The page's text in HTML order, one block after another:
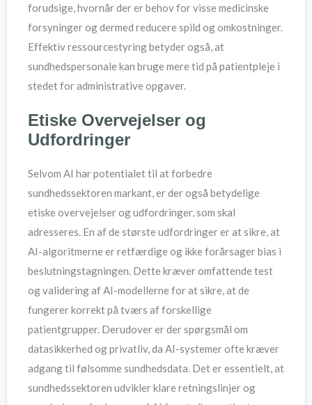
forudsige, hvornår der er behov for visse medicinske
forsyninger og dermed reducere spild og omkostninger.
Effektiv ressourcestyring betyder også, at
sundhedspersonale kan bruge mere tid på patientpleje i
stedet for administrative opgaver.
Etiske Overvejelser og
Udfordringer
Selvom AI har potentialet til at forbedre
sundhedssektoren markant, er der også betydelige
etiske overvejelser og udfordringer, som skal
adresseres. En af de største udfordringer er at sikre, at
AI-algoritmerne er retfærdige og ikke forårsager bias i
beslutningstagningen. Dette kræver omfattende test
og validering af AI-modellerne for at sikre, at de
fungerer korrekt på tværs af forskellige
patientgrupper. Derudover er der spørgsmål om
datasikkerhed og privatliv, da AI-systemer ofte kræver
adgang til følsomme sundhedsdata. Det er essentielt, at
sundhedssektoren udvikler klare retningslinjer og